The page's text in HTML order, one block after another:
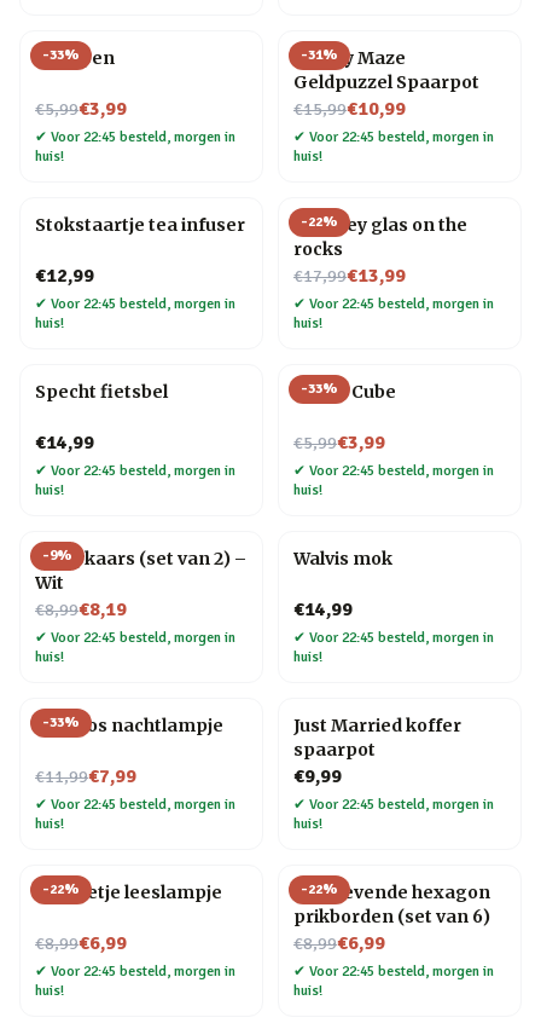
-33%
Veer pen
€5,99
Nu voor€3,99
✔ Voor 22:45 besteld, morgen in
huis!
-31%
Money Maze
Geldpuzzel Spaarpot
€15,99
Nu voor€10,99
✔ Voor 22:45 besteld, morgen in
huis!
Stokstaartje tea infuser
€12,99
✔ Voor 22:45 besteld, morgen in
huis!
-22%
Whiskey glas on the
rocks
€17,99
Nu voor€13,99
✔ Voor 22:45 besteld, morgen in
huis!
Specht fietsbel
€14,99
✔ Voor 22:45 besteld, morgen in
huis!
-33%
Magic Cube
€5,99
Nu voor€3,99
✔ Voor 22:45 besteld, morgen in
huis!
-9%
Druipkaars (set van 2) –
Wit
€8,99
Nu voor€8,19
✔ Voor 22:45 besteld, morgen in
huis!
Walvis mok
€14,99
✔ Voor 22:45 besteld, morgen in
huis!
-33%
Mini vos nachtlampje
€11,99
Nu voor€7,99
✔ Voor 22:45 besteld, morgen in
huis!
Just Married koffer
spaarpot
€9,99
✔ Voor 22:45 besteld, morgen in
huis!
-22%
Mannetje leeslampje
€8,99
Nu voor€6,99
✔ Voor 22:45 besteld, morgen in
huis!
-22%
Zelfklevende hexagon
prikborden (set van 6)
€8,99
Nu voor€6,99
✔ Voor 22:45 besteld, morgen in
huis!